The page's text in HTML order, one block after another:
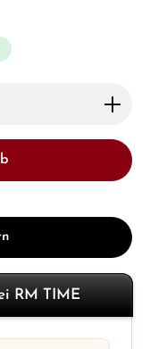
Wert ein
RM TIME